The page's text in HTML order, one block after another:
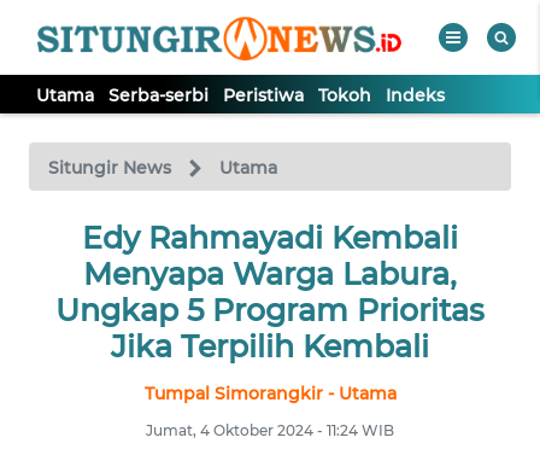
Utama Serba-serbi Peristiwa Tokoh Indeks
Situngir News Utama
Edy Rahmayadi Kembali
Menyapa Warga Labura,
Ungkap 5 Program Prioritas
Jika Terpilih Kembali
Tumpal Simorangkir - Utama
Jumat, 4 Oktober 2024 - 11:24 WIB
TV
Tutup
UTAMA
SERBA-
SERBI